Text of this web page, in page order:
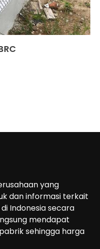
yang
dan informasi terkait
Indonesia secara
mendapat
sehingga harga